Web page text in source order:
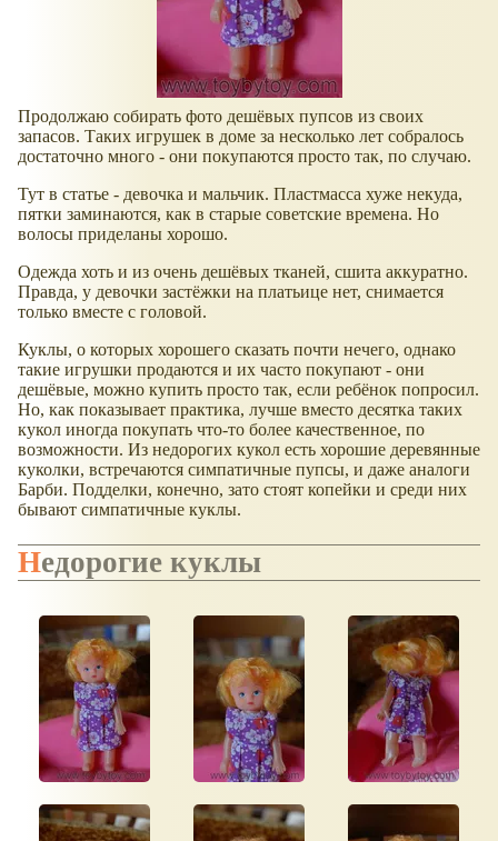
Продолжаю собирать фото дешёвых пупсов из своих
запасов. Таких игрушек в доме за несколько лет собралось
достаточно много - они покупаются просто так, по случаю.
Тут в статье - девочка и мальчик. Пластмасса хуже некуда,
пятки заминаются, как в старые советские времена. Но
волосы приделаны хорошо.
Одежда хоть и из очень дешёвых тканей, сшита аккуратно.
Правда, у девочки застёжки на платьице нет, снимается
только вместе с головой.
Куклы, о которых хорошего сказать почти нечего, однако
такие игрушки продаются и их часто покупают - они
дешёвые, можно купить просто так, если ребёнок попросил.
Но, как показывает практика, лучше вместо десятка таких
кукол иногда покупать что-то более качественное, по
возможности. Из недорогих кукол есть хорошие деревянные
куколки, встречаются симпатичные пупсы, и даже аналоги
Барби. Подделки, конечно, зато стоят копейки и среди них
бывают симпатичные куклы.
Недорогие куклы